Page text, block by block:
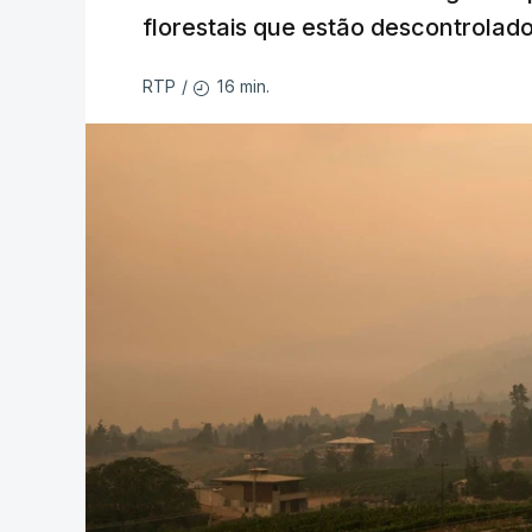
florestais que estão
RTP / 16 min.